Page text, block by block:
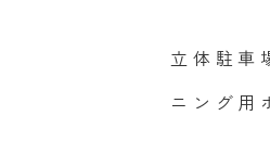
立体駐車
ニング用